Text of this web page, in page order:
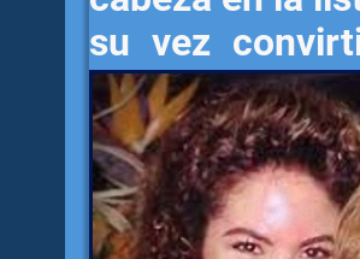
su vez